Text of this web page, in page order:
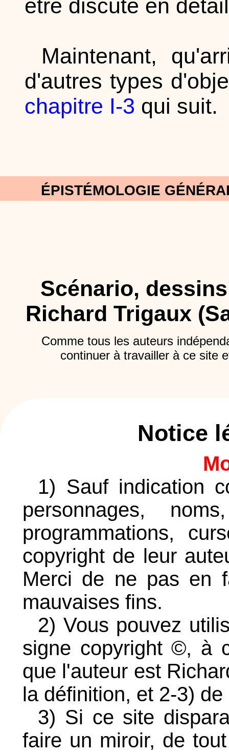
être discuté en
Maintenant,
d'autres types
chapitre I-3 qui suit.
ÉPISTÉMOLOGIE
Scénario,
Richard Trigaux
Comme tous les auteurs
continuer à travailler à ce site
Notice
1) Sauf indication
personnages,
programmations,
copyright de leur
Merci de ne pas en
mauvaises fins.
2) Vous pouvez
signe copyright ©, à
que l'auteur est
la définition, et 2-3)
3) Si ce site
faire un miroir, de